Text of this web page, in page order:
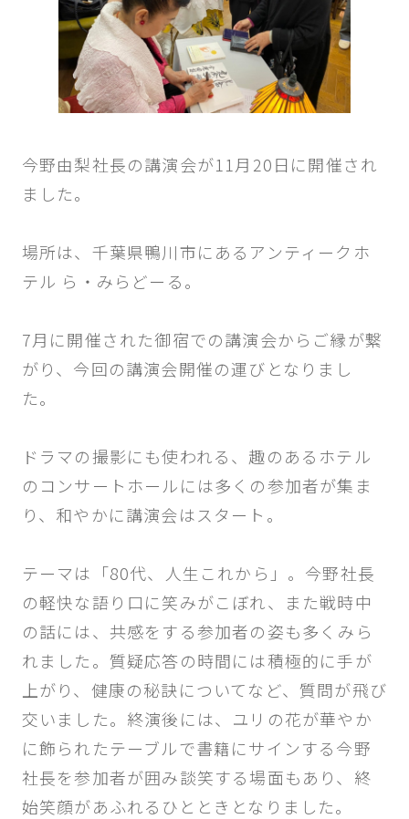
Topics & news
トピックス & ニュース
これまでの歩み
今野由梨社長の講演会が11月 20日に開催され
ました。
場所は、千葉県鴨川市にあるアンティークホ
テル ら・みらどーる。
7月に開催された御宿での講演会からご縁が繋
がり、今回の講演会開催の運びとなりまし
た。
ドラマの撮影にも使われる、趣のあるホテル
のコンサートホールには多くの参加者が集ま
り、和やかに講演会はスタート。
テーマは「80代、人生これから」。今野社長
の軽快な語り口に笑みがこぼれ、また戦時中
の話には、共感をする参加者の姿も多くみら
れました。質疑応答の時間には積極的に手が
上がり、健康の秘訣についてなど、質問が飛び
交いました。終演後には、 ユリの花が華やか
に飾られたテーブルで書籍にサインする今野
社長を参加者が囲み談笑する場面もあり、終
始笑顔があふれるひとときとなりました。